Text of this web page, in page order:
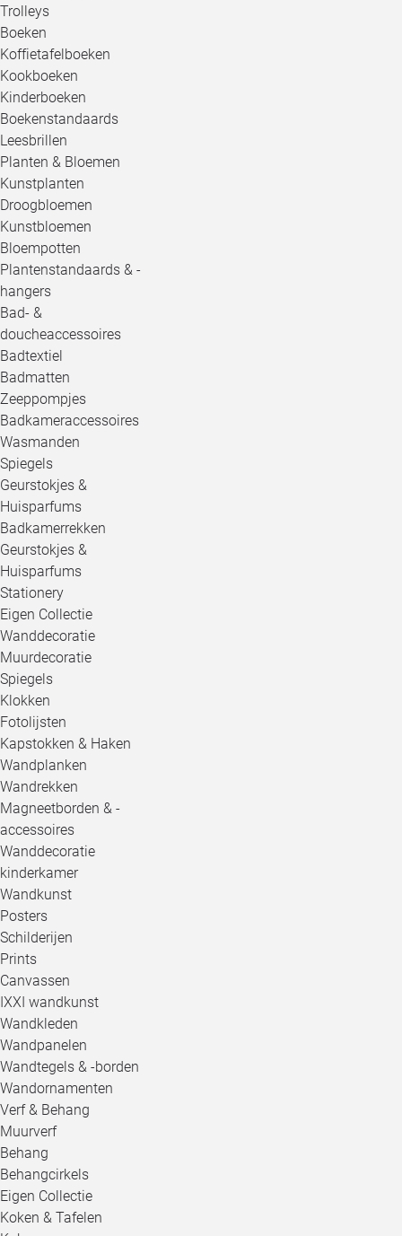
Trolleys
Boeken
Koffietafelboeken
Kookboeken
Kinderboeken
Boekenstandaards
Leesbrillen
Planten & Bloemen
Kunstplanten
Droogbloemen
Kunstbloemen
Bloempotten
Plantenstandaards & -
hangers
Bad- &
doucheaccessoires
Badtextiel
Badmatten
Zeeppompjes
Badkameraccessoires
Wasmanden
Spiegels
Geurstokjes &
Huisparfums
Badkamerrekken
Geurstokjes &
Huisparfums
Stationery
Eigen Collectie
Wanddecoratie
Muurdecoratie
Spiegels
Klokken
Fotolijsten
Kapstokken & Haken
Wandplanken
Wandrekken
Magneetborden & -
accessoires
Wanddecoratie
kinderkamer
Wandkunst
Posters
Schilderijen
Prints
Canvassen
IXXI wandkunst
Wandkleden
Wandpanelen
Wandtegels & -borden
Wandornamenten
Verf & Behang
Muurverf
Behang
Behangcirkels
Eigen Collectie
Koken & Tafelen